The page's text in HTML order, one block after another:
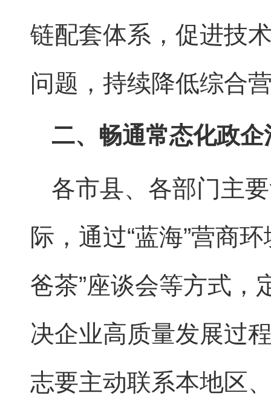
链配套体系，促进技
问题，持续降低综合
二、畅通常态化政
各市县、各部门主
际，通过“蓝海”营商
爸茶”座谈会等方式，
决企业高质量发展过
志要主动联系本地区